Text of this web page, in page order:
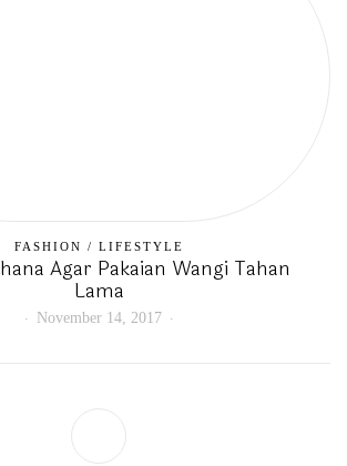
FASHION / LIFESTYLE
Agar Pakaian Wangi Tahan
Lama
November 14, 2017